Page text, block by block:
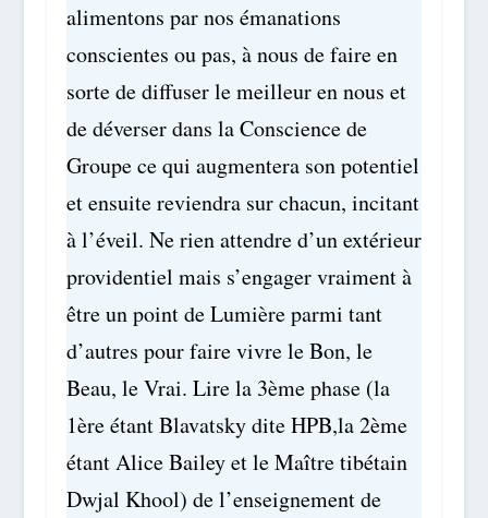
alimentons par nos émanations
conscientes ou pas, à nous de faire en
sorte de diffuser le meilleur en nous et
de déverser dans la Conscience de
Groupe ce qui augmentera son potentiel
et ensuite reviendra sur chacun, incitant
à l’éveil. Ne rien attendre d’un extérieur
providentiel mais s’engager vraiment à
être un point de Lumière parmi tant
d’autres pour faire vivre le Bon, le
Beau, le Vrai. Lire la 3ème phase (la
1ère étant Blavatsky dite HPB,la 2ème
étant Alice Bailey et le Maître tibétain
Dwjal Khool) de l’enseignement de